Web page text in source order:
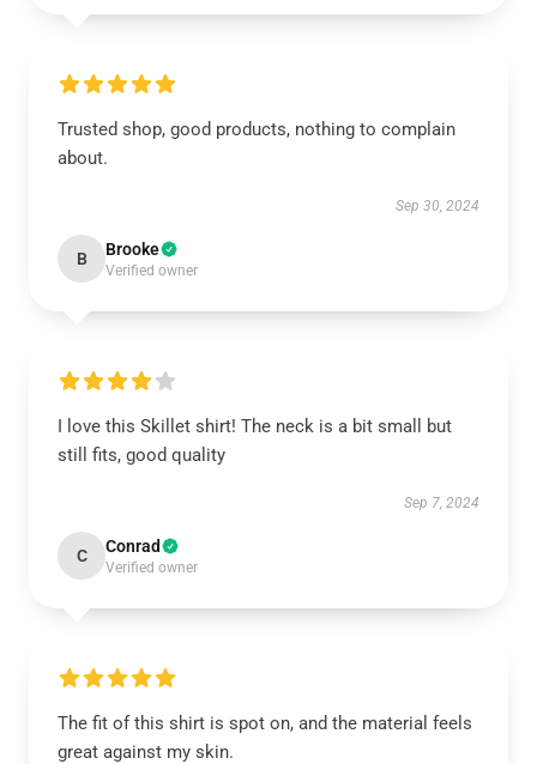
Trusted shop, good products, nothing to complain
about.
Sep 30, 2024
B Brooke
Verified owner
I love this Skillet shirt! The neck is a bit small but
still fits, good quality
Sep 7, 2024
C Conrad
Verified owner
The fit of this shirt is spot on, and the material feels
great against my skin.